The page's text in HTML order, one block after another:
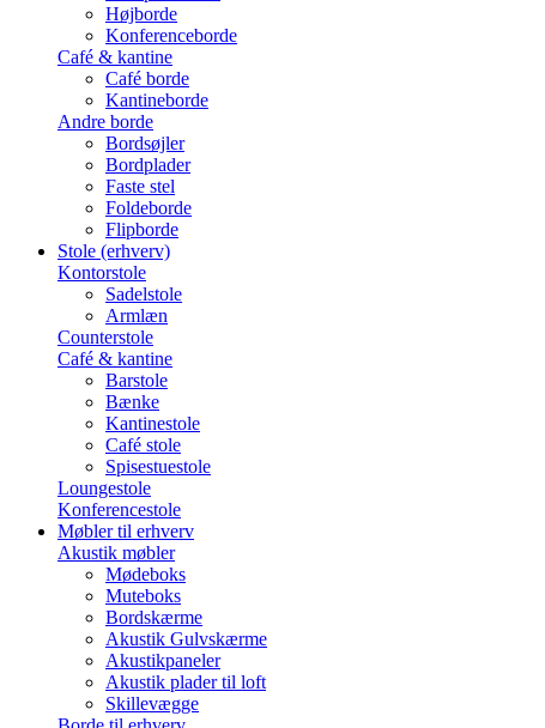
Højborde
Konferenceborde
Café & kantine
Café borde
Kantineborde
Andre borde
Bordsøjler
Bordplader
Faste stel
Foldeborde
Flipborde
Stole (erhverv)
Kontorstole
Sadelstole
Armlæn
Counterstole
Café & kantine
Barstole
Bænke
Kantinestole
Café stole
Spisestuestole
Loungestole
Konferencestole
Møbler til erhverv
Akustik møbler
Mødeboks
Muteboks
Bordskærme
Akustik Gulvskærme
Akustikpaneler
Akustik plader til loft
Skillevægge